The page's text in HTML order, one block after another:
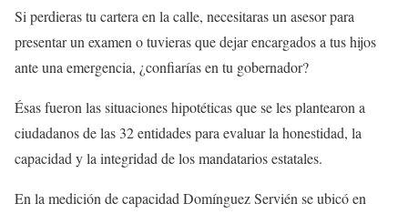
Si perdieras tu cartera en la calle, necesitaras un asesor para
presentar un examen o tuvieras que dejar encargados a tus hijos
ante una emergencia, ¿confiarías en tu gobernador?
Ésas fueron las situaciones hipotéticas que se les plantearon a
ciudadanos de las 32 entidades para evaluar la honestidad, la
capacidad y la integridad de los mandatarios estatales.
En la medición de capacidad Domínguez Servién se ubicó en